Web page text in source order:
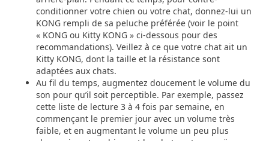
conditionner votre chien ou votre chat, donnez-lui un
KONG rempli de sa peluche préférée (voir le point
« KONG ou Kitty KONG » ci-dessous pour des
recommandations). Veillez à ce que votre chat ait un
Kitty KONG, dont la taille et la résistance sont
adaptées aux chats.
Au fil du temps, augmentez doucement le volume du
son pour qu’il soit perceptible. Par exemple, passez
cette liste de lecture 3 à 4 fois par semaine, en
commençant le premier jour avec un volume très
faible, et en augmentant le volume un peu plus